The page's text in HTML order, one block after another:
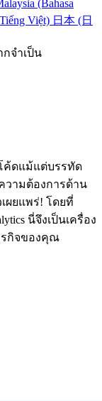
(Bahasa
Việt) 日本 (日
จำเป็น
ค้ดแม้แต่บรรทัด
วามต้องการด้าน
ผยแพร่! โดยที่
นี่จึงเป็นเครื่อง
กิจของคุณ